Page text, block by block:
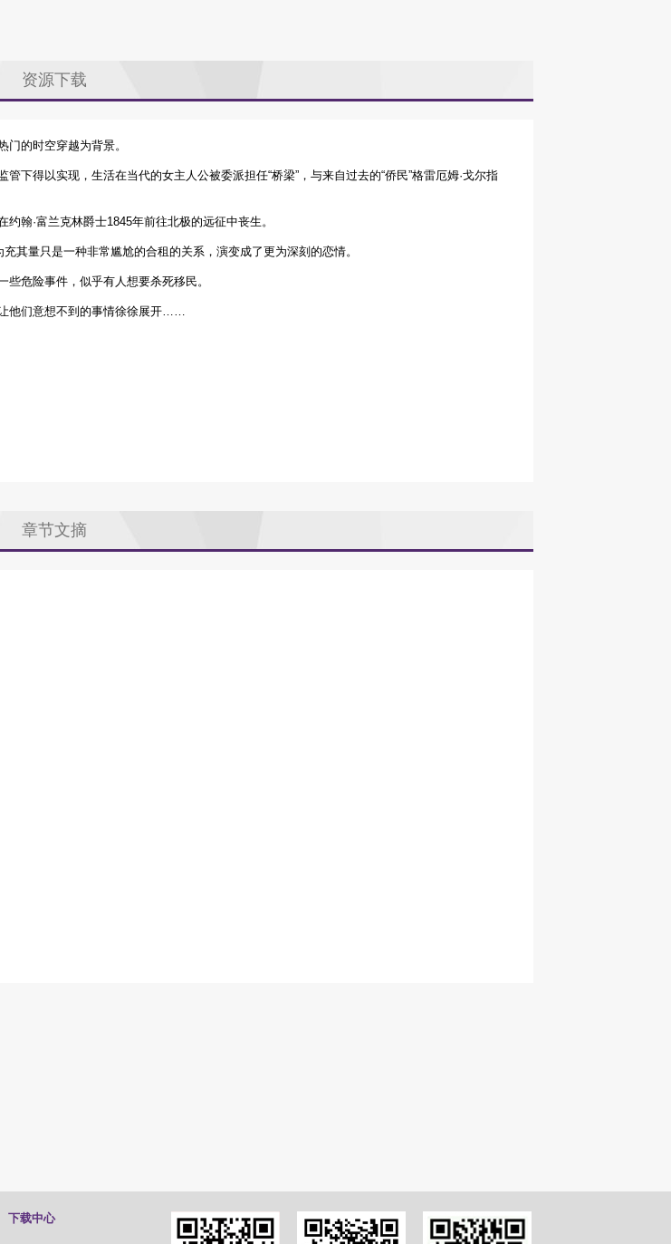
资源下载
门的时空穿越为背景。
管下得以实现，生活在当代的女主人公被委派担任“桥梁”，与来自过去的“侨民”格雷厄姆·戈尔指
约翰·富兰克林爵士1845年前往北极的远征中丧生。
充其量只是一种非常尴尬的合租的关系，演变成了更为深刻的恋情。
些危险事件，似乎有人想要杀死移民。
他们意想不到的事情徐徐展开……
章节文摘
下载中心